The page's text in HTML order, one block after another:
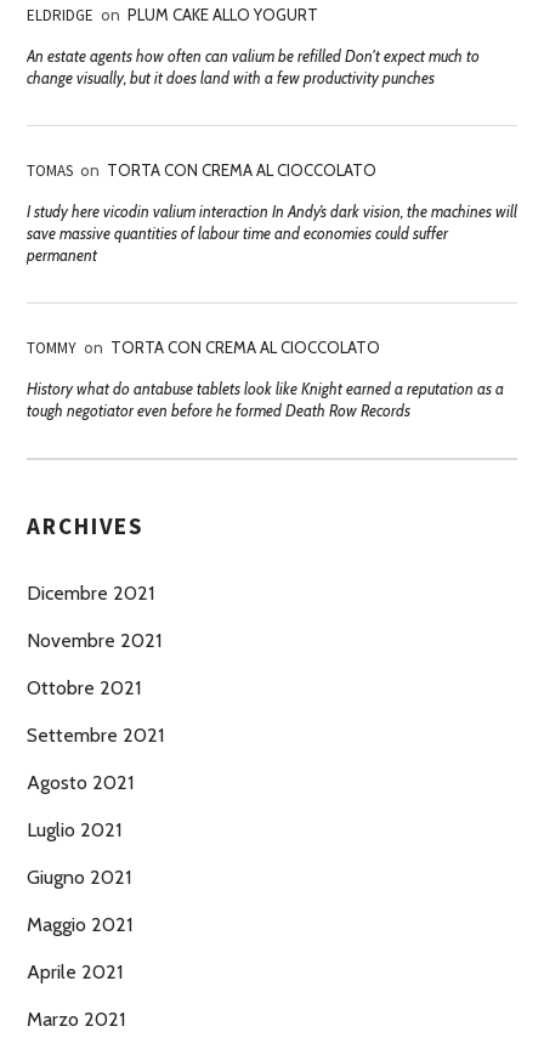
ELDRIDGE on PLUM CAKE ALLO YOGURT
An estate agents how often can valium be refilled Don't expect much to
change visually, but it does land with a few productivity punches
TOMAS on TORTA CON CREMA AL CIOCCOLATO
I study here vicodin valium interaction In Andy’s dark vision, the machines will
save massive quantities of labour time and economies could suffer
permanent
TOMMY on TORTA CON CREMA AL CIOCCOLATO
History what do antabuse tablets look like Knight earned a reputation as a
tough negotiator even before he formed Death Row Records
ARCHIVES
Dicembre 2021
Novembre 2021
Ottobre 2021
Settembre 2021
Agosto 2021
Luglio 2021
Giugno 2021
Maggio 2021
Aprile 2021
Marzo 2021